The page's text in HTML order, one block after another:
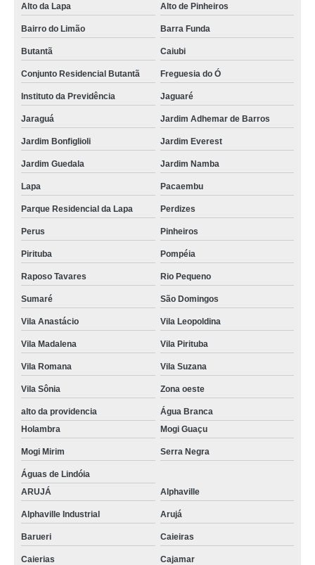
Alto da Lapa Alto de Pinheiros
Bairro do Limão Barra Funda
Butantã Caiubi
Conjunto Residencial Butantã Freguesia do Ó
Instituto da Previdência Jaguaré
Jaraguá Jardim Adhemar de Barros
Jardim Bonfiglioli Jardim Everest
Jardim Guedala Jardim Namba
Lapa Pacaembu
Parque Residencial da Lapa Perdizes
Perus Pinheiros
Pirituba Pompéia
Raposo Tavares Rio Pequeno
Sumaré São Domingos
Vila Anastácio Vila Leopoldina
Vila Madalena Vila Pirituba
Vila Romana Vila Suzana
Vila Sônia Zona oeste
alto da providencia
Água Branca
Holambra
Mogi Guaçu
Mogi Mirim Serra Negra
Águas de Lindóia
ARUJÁ
Alphaville
Alphaville Industrial Arujá
Barueri Caieiras
Caierias Cajamar